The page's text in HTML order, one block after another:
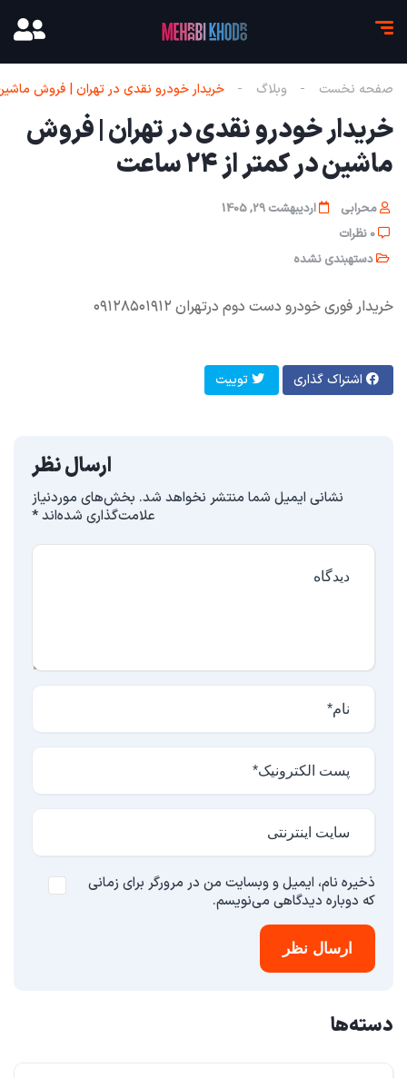
صفحه نخست وبلاگ خریدار خودرو نقدی در تهران | فروش ماشین در
خریدار خودرو نقدی در تهران | فروش
ماشین در کمتر از ۲۴ ساعت
محرابی
اردیبهشت 29, 1405
0 نظرات
دستهبندی نشده
خریدار فوری خودرو دست دوم در‌تهران ۰۹۱۲۸۵۰۱۹۱۲
اشتراک گذاری توییت
ارسال نظر
نشانی ایمیل شما منتشر نخواهد شد. بخش‌های موردنیاز
علامت‌گذاری شده‌اند*
ذخیره نام، ایمیل و وبسایت من در مرورگر برای زمانی
که دوباره دیدگاهی می‌نویسم.
ارسال نظر
دسته‌ها